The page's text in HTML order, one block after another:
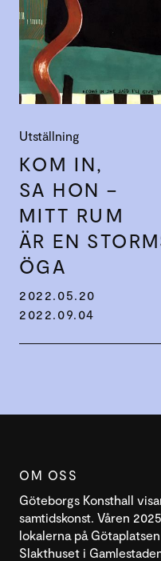
Utställning
KOM IN,
SA HON –
MITT RUM
ÄR EN
ÖGA
2022.05.20
2022.09.04
OM OSS
Göteborgs Konsthall
samtidskonst. Våren
lokalerna på
Slakthuset i